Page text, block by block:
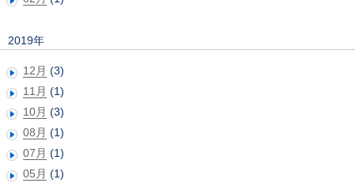
2019年
12月 (3)
11月 (1)
10月 (3)
08月 (1)
07月 (1)
05月 (1)